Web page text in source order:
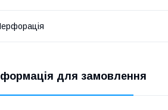
для замовлення